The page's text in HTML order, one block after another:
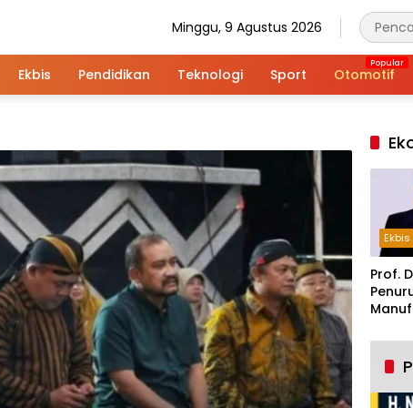
Minggu, 9 Agustus 2026
Ekbis Pendidikan Teknologi Sport Otomotif
Ekbis
Prof.